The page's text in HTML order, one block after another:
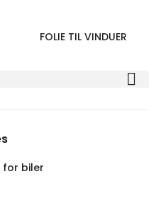
FOLIE TIL VINDUER
for biler